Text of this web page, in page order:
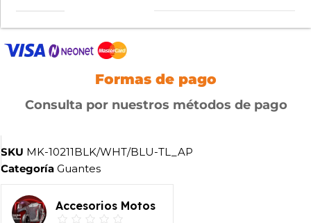
Formas de pago
Consulta por nuestros métodos de pago
SKU MK-10211BLK/WHT/BLU-TL_AP
Categoría Guantes
Accesorios Motos